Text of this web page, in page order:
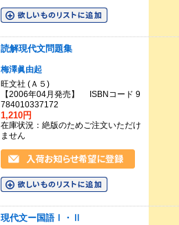
読解現代文問題集
梅澤眞由起
旺文社 (Ａ５)
【2006年04月発売】 ISBNコード 9
784010337172
1,210円
在庫状況：絶版のためご注文いただけ
ません
現代文ー国語Ⅰ・Ⅱ